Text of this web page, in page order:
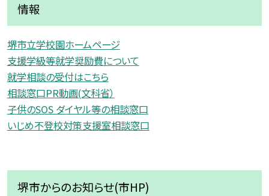
情報
堺市立学校園ホームページ
支援学級等就学奨励費について
就学相談の受付はこちら
相談窓口PR動画(文科省）
子供のSOS ダイヤル等の相談窓口
いじめ不登校対策支援室相談窓口
堺市からのお知らせ(市HP)